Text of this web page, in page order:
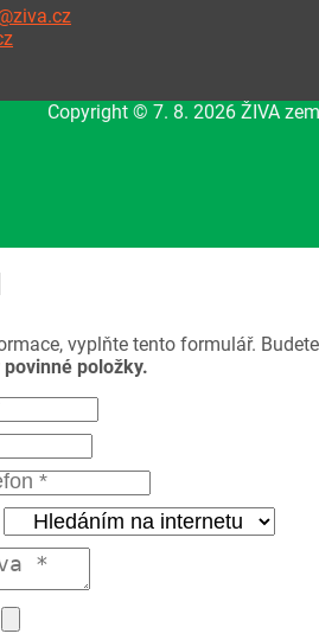
Copyright © 7. 8. 2026 ŽIVA
vyplňte tento formulář.
položky.